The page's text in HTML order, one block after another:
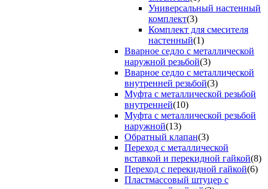
Универсальный настенный
комплект(3)
Комплект для смесителя
настенный(1)
Вварное седло с металлической
наружной резьбой(3)
Вварное седло с металлической
внутренней резьбой(3)
Муфта с металлической резьбой
внутренней(10)
Муфта с металлической резьбой
наружной(13)
Обратный клапан(3)
Переход с металлической
вставкой и перекидной гайкой(8)
Переход с перекидной гайкой(6)
Пластмассовый штуцер с